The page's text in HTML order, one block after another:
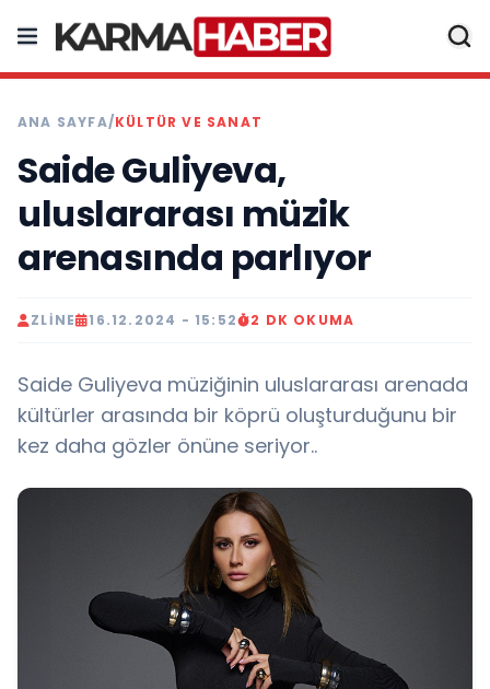
ANA SAYFA/KÜLTÜR VE SANAT
Saide Guliyeva,
uluslararası müzik
arenasında parlıyor
ZLINE 16.12.2024 - 15:52 2 DK OKUMA
Saide Guliyeva müziğinin uluslararası arenada
kültürler arasında bir köprü oluşturduğunu bir
kez daha gözler önüne seriyor..